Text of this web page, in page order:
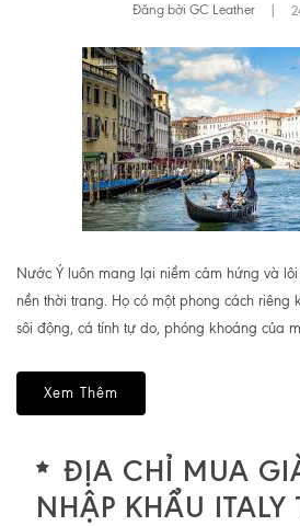
Đăng bởi GC Leather
Nước Ý luôn mang lại niềm cảm hứng và
nền thời trang. Họ có một phong cách riêng
sôi động, cá tính tự do, phóng khoáng của
Xem Thêm
ĐỊA CHỈ MUA
NHẬP KHẨU